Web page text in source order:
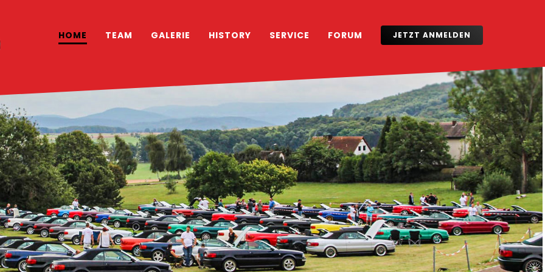
HOME TEAM GALERIE HISTORY SERVICE FORUM JETZT ANMELDEN